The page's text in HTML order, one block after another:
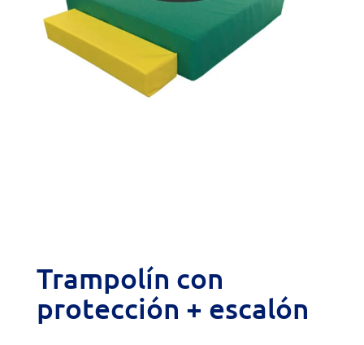
Trampolín con
protección + escalón